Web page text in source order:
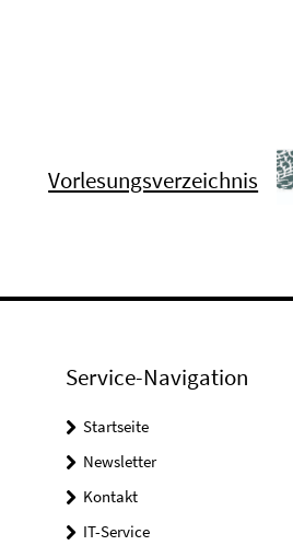
Vorlesungsverzeichnis
Service-Navigation
Startseite
Newsletter
Kontakt
IT-Service